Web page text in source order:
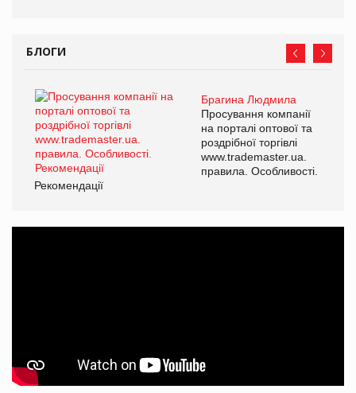
БЛОГИ
Брагина Людмила
Просування компанії
на порталі оптової та
роздрібної торгівлі
www.trademaster.ua.
правила. Особливості.
Рекомендації